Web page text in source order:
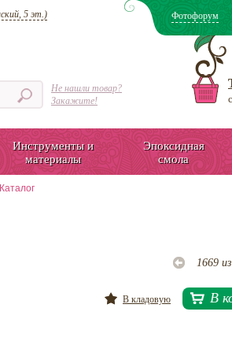
5 эт.)
Не нашли товар?
Закажите!
Фотофорум
Инструменты и
материалы
Эпоксидная
смола
Каталог
1669
В
В кладовую